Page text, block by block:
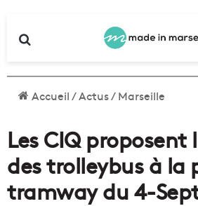
Accueil/Actus/Marseille
Les CIQ proposent
des trolleybus à la
tramway du 4-